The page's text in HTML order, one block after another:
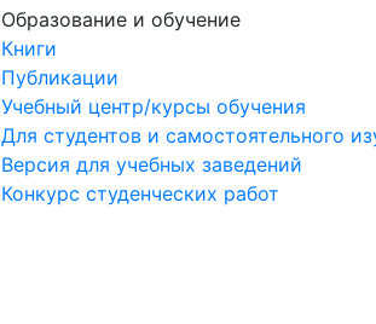
Образование и обучение
Книги
Публикации
Учебный центр/курсы обучения
Для студентов и самостоятельного
Версия для учебных заведений
Конкурс студенческих работ